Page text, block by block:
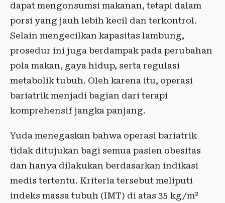
dapat mengonsumsi makanan, tetapi dalam
porsi yang jauh lebih kecil dan terkontrol.
Selain mengecilkan kapasitas lambung,
prosedur ini juga berdampak pada perubahan
pola makan, gaya hidup, serta regulasi
metabolik tubuh. Oleh karena itu, operasi
bariatrik menjadi bagian dari terapi
komprehensif jangka panjang.
Yuda menegaskan bahwa operasi bariatrik
tidak ditujukan bagi semua pasien obesitas
dan hanya dilakukan berdasarkan indikasi
medis tertentu. Kriteria tersebut meliputi
indeks massa tubuh (IMT) di atas 35 kg/m²